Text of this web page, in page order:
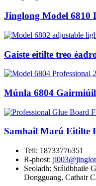
Jinglong Model
Gaiste eitilte treo
Múnla 6804
Samhail Marú Eitilte
Teil: 18733776351
R-phost:
Seoladh: Sráidbhaile
Dongguang, Cathair